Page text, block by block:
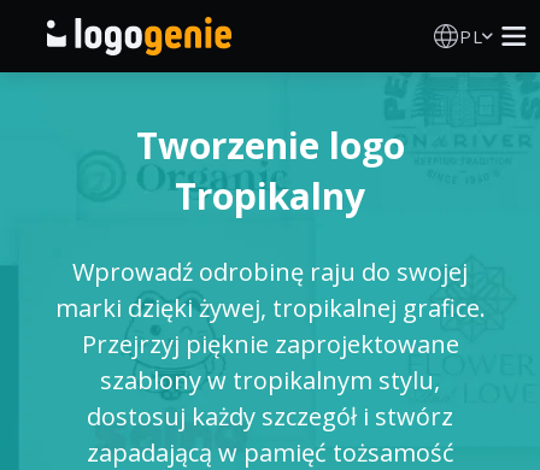
PL
Generator logo AI
Produkty drukowane
Tworzenie logo
Tropikalny
Wprowadź odrobinę raju do swojej
marki dzięki żywej, tropikalnej grafice.
Przejrzyj pięknie zaprojektowane
szablony w tropikalnym stylu,
dostosuj każdy szczegół i stwórz
zapadającą w pamięć tożsamość